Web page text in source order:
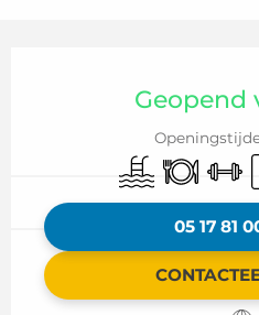
Geopend
Zwembad
05 17 81